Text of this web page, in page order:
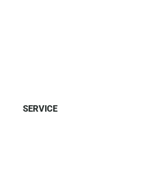
SERVICE